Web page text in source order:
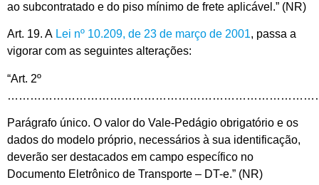
ao subcontratado e do piso mínimo de frete aplicável.” (NR)
Art. 19. A Lei nº 10.209, de 23 de março de 2001, passa a
vigorar com as seguintes alterações:
“Art. 2º
Parágrafo único. O valor do Vale-Pedágio obrigatório e os
dados do modelo próprio, necessários à sua identificação,
deverão ser destacados em campo específico no
Documento Eletrônico de Transporte – DT-e.” (NR)